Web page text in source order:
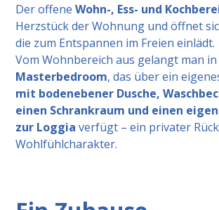
Der offeneWohn-, Ess- und
Herzstück der Wohnung und öffnet
die zum Entspannen im Freien einlädt.
Vom Wohnbereich aus gelangt man in
Masterbedroom, das über ein
mit bodenebener Dusche,
einen Schrankraum und einen
zur Loggia verfügt – ein privater
Wohlfühlcharakter.